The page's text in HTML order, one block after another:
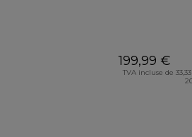
199,99 €
TVA incluse de